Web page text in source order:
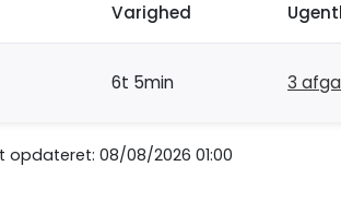
Varighed
6t 5min 3
08/08/2026 01:00